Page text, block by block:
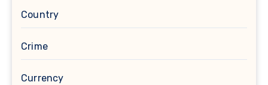
Country
Crime
Currency